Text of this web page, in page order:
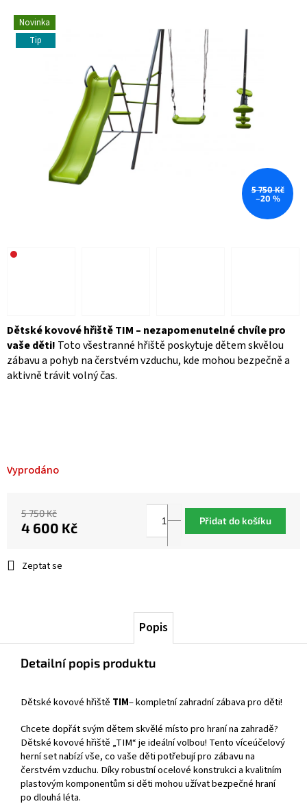
5 750 Kč
–20 %
Novinka
Tip
Dětské kovové hřiště TIM – nezapomenutelné chvíle pro
vaše děti! Toto všestranné hřiště poskytuje dětem skvělou
zábavu a pohyb na čerstvém vzduchu, kde mohou bezpečně a
aktivně trávit volný čas.
Zeptat se
Vyprodáno
5 750 Kč
4 600 Kč Přidat do košíku
Popis
Detailní popis produktu
Dětské kovové hřiště TIM– kompletní zahradní zábava pro děti!
Chcete dopřát svým dětem skvělé místo pro hraní na zahradě?
Dětské kovové hřiště „TIM“ je ideální volbou! Tento víceúčelový
herní set nabízí vše, co vaše děti potřebují pro zábavu na
čerstvém vzduchu. Díky robustní ocelové konstrukci a kvalitním
plastovým komponentům si děti mohou užívat bezpečné hraní
po dlouhá léta.